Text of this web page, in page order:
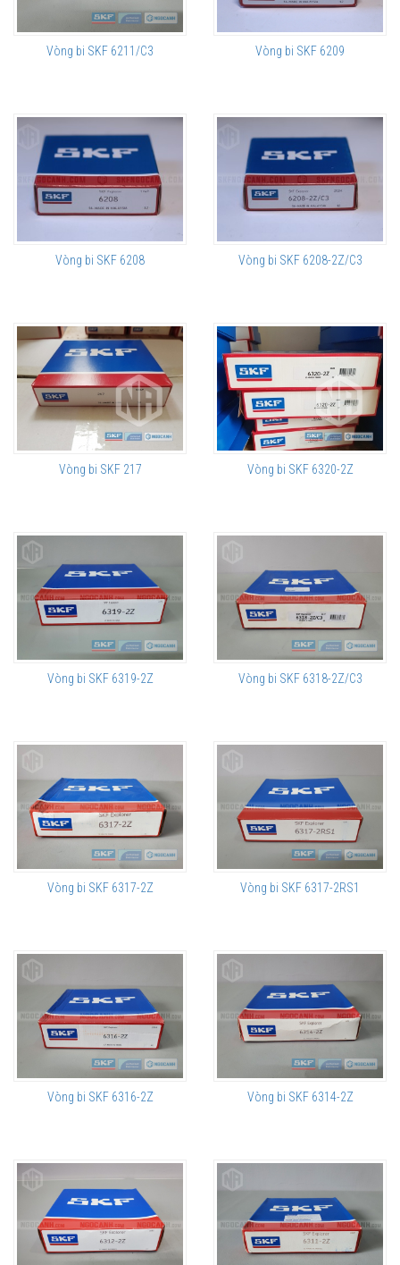
Vòng bi SKF 6211/C3 Vòng bi SKF 6209
Vòng bi SKF 6208 Vòng bi SKF 6208-2Z/C3
Vòng bi SKF 217 Vòng bi SKF 6320-2Z
Vòng bi SKF 6319-2Z Vòng bi SKF 6318-2Z/C3
Vòng bi SKF 6317-2Z Vòng bi SKF 6317-2RS1
Vòng bi SKF 6316-2Z Vòng bi SKF 6314-2Z